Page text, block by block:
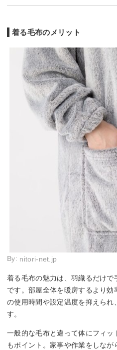
着る毛布のメリット
By: nitori-net.jp
着る毛布の魅力は、羽織るだけで
です。部屋全体を暖房するより
の使用時間や設定温度を抑えられ
す。
一般的な毛布と違って体にフィ
もポイント。家事や作業をしな